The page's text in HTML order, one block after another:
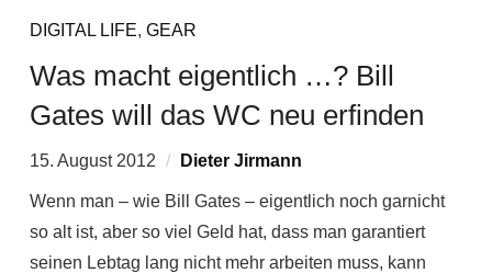
DIGITAL LIFE, GEAR
Was macht eigentlich …? Bill
Gates will das WC neu erfinden
15. August 2012 Dieter Jirmann
Wenn man – wie Bill Gates – eigentlich noch garnicht
so alt ist, aber so viel Geld hat, dass man garantiert
seinen Lebtag lang nicht mehr arbeiten muss, kann